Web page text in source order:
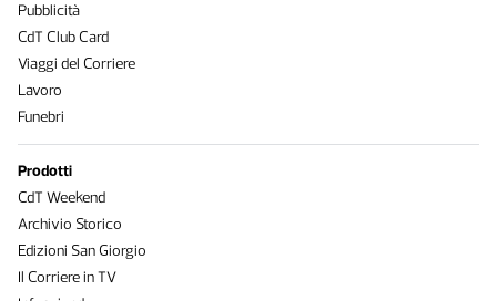
Pubblicità
CdT Club Card
Viaggi del Corriere
Lavoro
Funebri
Prodotti
CdT Weekend
Archivio Storico
Edizioni San Giorgio
Il Corriere in TV